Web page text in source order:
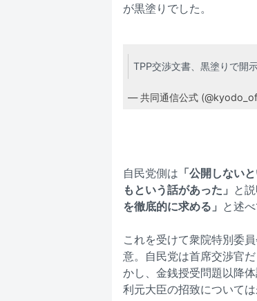
が黒塗りでした。
TPP交渉文書、黒塗りで開
— 共同通信公式
自民党側は 「公開しない
もという話があった」 と
を徹底的に求める」 と述べ
これを受けて衆院特別委
意。自民党は首席交渉官
かし、金銭授受問題以降
利元大臣の招致について